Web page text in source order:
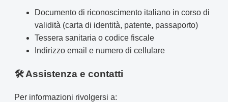
Documento di riconoscimento italiano in corso di
validità (carta di identità, patente, passaporto)
Tessera sanitaria o codice fiscale
Indirizzo email e numero di cellulare
🛠️ Assistenza e contatti
Per informazioni rivolgersi a: